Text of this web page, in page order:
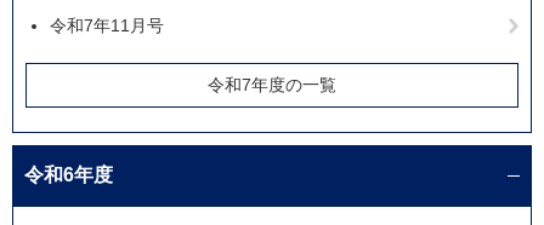
令和7年11月号
令和7年度の一覧
令和6年度